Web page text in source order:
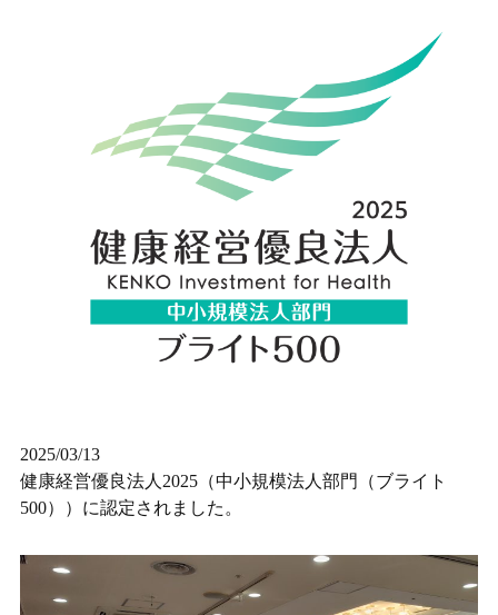
2025/03/13
健康経営優良法人2025（中小規模法人部門（ブライト
500））に認定されました。